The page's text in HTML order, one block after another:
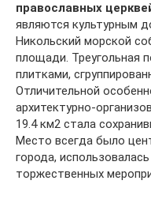
православных
являются культурным
Никольский морской
площади. Треугольная
плитками,
Отличительной
архитектурно-
19.4 км2 стала
Место всегда было
города,
торжественных